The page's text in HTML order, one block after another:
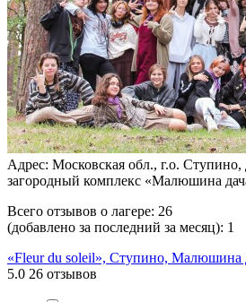
Адрес: Московская обл., г.о.
загородный комплекс «Малюшина
Всего отзывов о лагере: 26
(добавлено за последний за месяц): 1
«Fleur du soleil», Ступино, Малюшина
5.0 26 отзывов